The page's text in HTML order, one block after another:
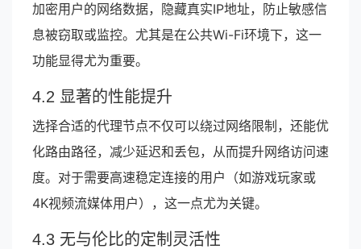
加密用户的网络数据，隐藏真实IP地址，防止敏感信
息被窃取或监控。尤其是在公共Wi-Fi环境下，这一
功能显得尤为重要。
4.2 显著的性能提升
选择合适的代理节点不仅可以绕过网络限制，还能优
化路由路径，减少延迟和丢包，从而提升网络访问速
度。对于需要高速稳定连接的用户（如游戏玩家或
4K视频流媒体用户），这一点尤为关键。
4.3 无与伦比的定制灵活性